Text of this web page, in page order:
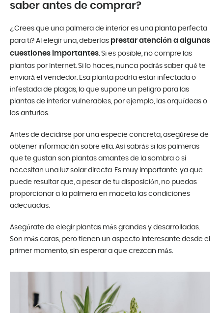
saber antes de comprar?
¿Crees que una palmera de interior es una planta perfecta
para ti? Al elegir una, deberías prestar atención a algunas
cuestiones importantes. Si es posible, no compre las
plantas por Internet. Si lo haces, nunca podrás saber qué te
enviará el vendedor. Esa planta podría estar infectada o
infestada de plagas, lo que supone un peligro para las
plantas de interior vulnerables, por ejemplo, las orquídeas o
los anturios.
Antes de decidirse por una especie concreta, asegúrese de
obtener información sobre ella. Así sabrás si las palmeras
que te gustan son plantas amantes de la sombra o si
necesitan una luz solar directa. Es muy importante, ya que
puede resultar que, a pesar de tu disposición, no puedas
proporcionar a la palmera en maceta las condiciones
adecuadas.
Asegúrate de elegir plantas más grandes y desarrolladas.
Son más caras, pero tienen un aspecto interesante desde el
primer momento, sin esperar a que crezcan más.